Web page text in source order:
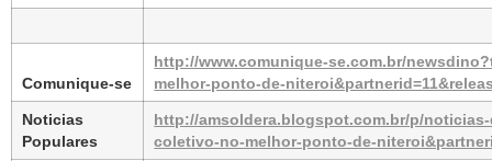
Comunique-se
http://www.comunique-se.com.br/
melhor-ponto-de-
Noticias
Populares
http://amsoldera.blogspot.com.br/p/
coletivo-no-melhor-ponto-de-